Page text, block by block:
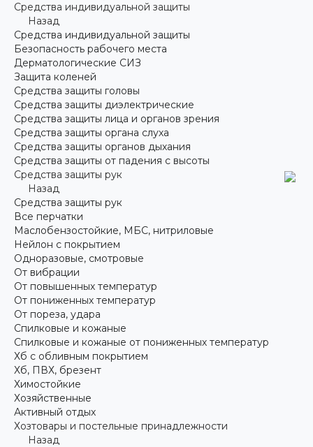
Средства индивидуальной защиты
Назад
Средства индивидуальной защиты
Безопасность рабочего места
Дерматологические СИЗ
Защита коленей
Средства защиты головы
Средства защиты диэлектрические
Средства защиты лица и органов зрения
Средства защиты органа слуха
Средства защиты органов дыхания
Средства защиты от падения с высоты
Средства защиты рук
Назад
Средства защиты рук
Все перчатки
Маслобензостойкие, МБС, нитриловые
Нейлон с покрытием
Одноразовые, смотровые
От вибрации
От повышенных температур
От пониженных температур
От пореза, удара
Спилковые и кожаные
Спилковые и кожаные от пониженных температур
Хб с обливным покрытием
Хб, ПВХ, брезент
Химостойкие
Хозяйственные
Активный отдых
Хозтовары и постельные принадлежности
Назад